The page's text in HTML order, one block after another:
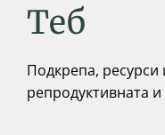
Tеб
Подкрепа, ресурси
репродуктивната